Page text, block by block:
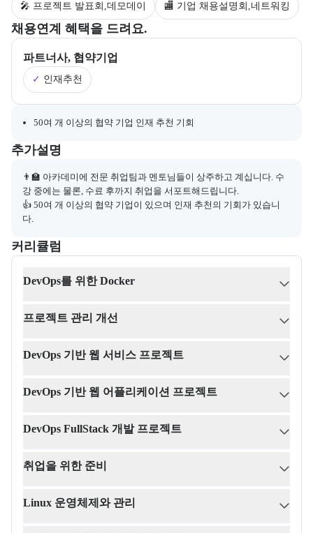
🎤 프로젝트 발표회,데모데이 🏬 기업 채용설명회,네트워킹
채용연계 혜택을 드려요.
부트캠프의 채용 연계 기업 정보와 추가 안내 내용을 제공한다.
파트너사, 협약기업
✓ 인재추천
채용 연계와 관련된 추가 안내 내용을 마크다운 형식으로 제공한다.
50여 개 이상의 협약 기업 인재 추천 기회
추가설명
부트캠프와 관련된 추가 안내 및 참고 사항을 제공한다.
👨‍🏫 아카데미에 전문 취업팀과 멘토님들이 상주하고 계십니다. 수
강 중에는 물론, 수료 후까지 취업을 서포트해드립니다.
👍 50여 개 이상의 협약 기업이 있으며 인재 추천의 기회가 있습니
다.
커리큘럼
교육과정의 커리큘럼 정보를 안내한다.
커리큘럼
DevOps를 위한 Docker
프로젝트 관리 개선
DevOps 기반 웹 서비스 프로젝트
DevOps 기반 웹 어플리케이션 프로젝트
DevOps FullStack 개발 프로젝트
취업을 위한 준비
Linux 운영체제와 관리